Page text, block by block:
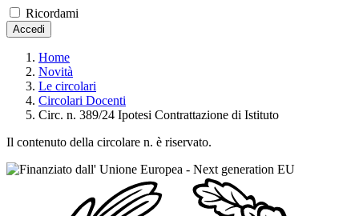
Ricordami
Accedi
Home
Novità
Le circolari
Circolari Docenti
Circ. n. 389/24 Ipotesi Contrattazione di Istituto
Il contenuto della circolare n. è riservato.